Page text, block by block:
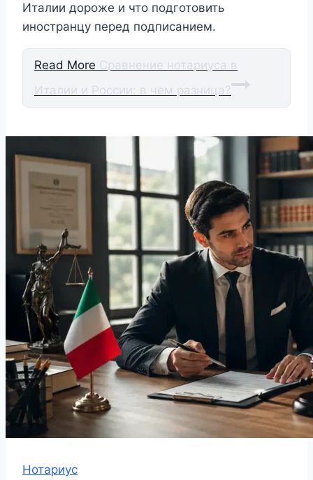
Италии дороже и что подготовить
иностранцу перед подписанием.
Read More Сравнение нотариуса в
Италии и России: в чем разница?
Нотариус